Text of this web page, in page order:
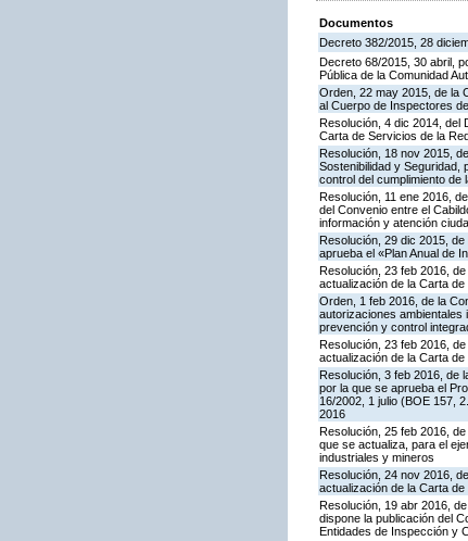
Documentos
Decreto 382/2015, 28
Decreto 68/2015, 30 abril,
Pública de la Comunidad
Orden, 22 may 2015, de la
al Cuerpo de Inspectores
Resolución, 4 dic 2014, del
Carta de Servicios de la
Resolución, 18 nov 2015,
Sostenibilidad y Seguridad,
control del cumplimiento de
Resolución, 11 ene 2016,
del Convenio entre el
información y atención
Resolución, 29 dic 2015,
aprueba el «Plan Anual de
Resolución, 23 feb 2016,
actualización de la Carta
Orden, 1 feb 2016, de la
autorizaciones ambientales
prevención y control
Resolución, 23 feb 2016,
actualización de la Carta
Resolución, 3 feb 2016, de
por la que se aprueba el
16/2002, 1 julio (BOE 157,
2016
Resolución, 25 feb 2016,
que se actualiza, para el
industriales y mineros
Resolución, 24 nov 2016,
actualización de la Carta
Resolución, 19 abr 2016,
dispone la publicación del
Entidades de Inspección y